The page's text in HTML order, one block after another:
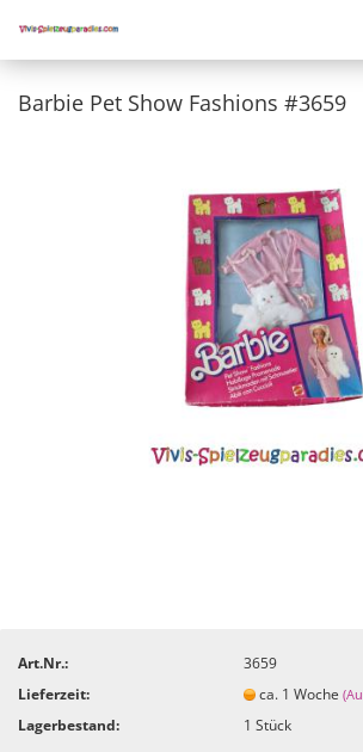
Barbie Pet Show Fashions #3659
Art.Nr.:
3659
Lieferzeit:
ca. 1 Woche
Lagerbestand: 1Stück